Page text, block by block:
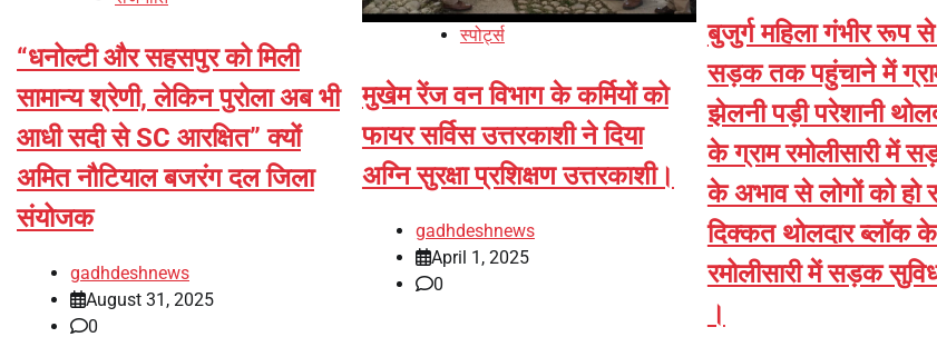
“धनोल्टी और सहसपुर को मिली
सामान्य श्रेणी, लेकिन पुरोला अब भी
आधी सदी से SC आरक्षित” क्यों
अमित नौटियाल बजरंग दल जिला
संयोजक
gadhdeshnews
August 31, 2025
0
स्पोर्ट्स
मुखेम रेंज वन विभाग के कर्मियों को
फायर सर्विस उत्तरकाशी ने दिया
अग्नि सुरक्षा प्रशिक्षण उत्तरकाशी।
gadhdeshnews
April 1, 2025
0
बुजुर्ग महिला गंभीर रूप
सड़क तक पहुंचाने में
झेलनी पड़ी परेशानी
के ग्राम रमोलीसारी में
के अभाव से लोगों को हो
दिक्कत थोलदार ब्लॉक
रमोलीसारी में सड़क
।